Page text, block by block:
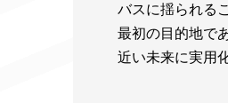
バスに揺られる
最初の目的地で
近い未来に実用